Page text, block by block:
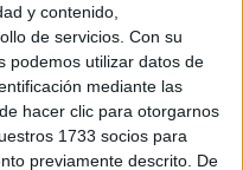
y contenido,
de servicios. Con su
podemos utilizar datos de
mediante las
hacer clic para otorgarnos
1733 socios para
previamente descrito. De